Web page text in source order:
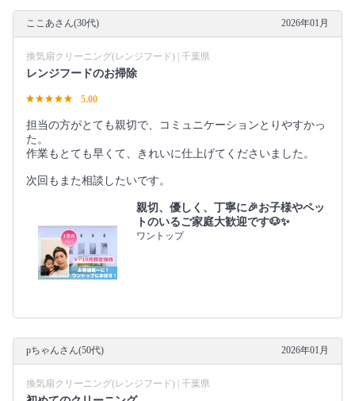
ここあさん(30代) 2026年01月
換気扇クリーニング(レンジフード) | 千葉県
レンジフードのお掃除
5.00
担当の方がとても親切で、コミュニケーションとりやすかっ
た。
作業もとても早くて、きれいに仕上げてくださいました。
次回もまた相談したいです。
親切、優しく、丁寧に🎉お子様やペッ
トのいるご家庭大歓迎です🐶✨
ワントップ
pちゃんさん(50代) 2026年01月
換気扇クリーニング(レンジフード) | 千葉県